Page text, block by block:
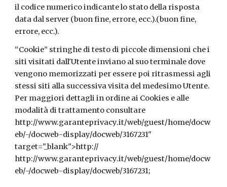
il codice numerico indicante lo stato della risposta
data dal server (buon fine, errore, ecc.).(buon fine,
errore, ecc.).
“Cookie” stringhe di testo di piccole dimensioni che i
siti visitati dall'Utente inviano al suo terminale dove
vengono memorizzati per essere poi ritrasmessi agli
stessi siti alla successiva visita del medesimo Utente.
Per maggiori dettagli in ordine ai Cookies e alle
modalità di trattamento consultare
http://www.garanteprivacy.it/web/guest/home/docw
eb/-/docweb-display/docweb/3167231"
target="_blank">http://
http://www.garanteprivacy.it/web/guest/home/docw
eb/-/docweb-display/docweb/3167231;